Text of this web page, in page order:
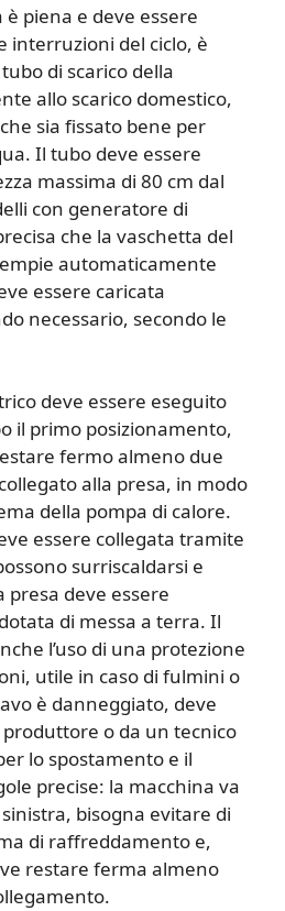
piena e deve essere
interruzioni del ciclo, è
di scarico della
allo scarico domestico,
sia fissato bene per
Il tubo deve essere
massima di 80 cm dal
con generatore di
che la vaschetta del
automaticamente
essere caricata
necessario, secondo le
deve essere eseguito
il primo posizionamento,
fermo almeno due
alla presa, in modo
della pompa di calore.
essere collegata tramite
surriscaldarsi e
presa deve essere
di messa a terra. Il
l’uso di una protezione
utile in caso di fulmini o
è danneggiato, deve
o da un tecnico
lo spostamento e il
precise: la macchina va
bisogna evitare di
di raffreddamento e,
restare ferma almeno